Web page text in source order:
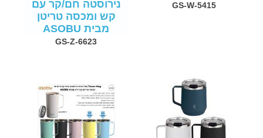
GS-W-5415
נירוסטה חם/קר עם
קש ומכסה טריטן
מבית ASOBU
GS-Z-6623